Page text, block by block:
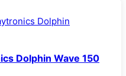
Dolphin Wave 150